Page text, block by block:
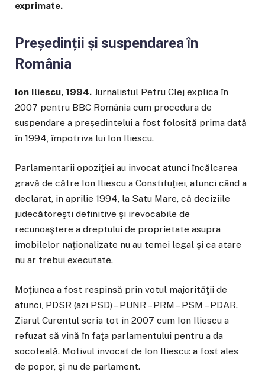
exprimate.
Președinții și suspendarea în
România
Ion Iliescu, 1994. Jurnalistul Petru Clej explica în
2007 pentru BBC România cum procedura de
suspendare a președintelui a fost folosită prima dată
în 1994, împotriva lui Ion Iliescu.
Parlamentarii opoziţiei au invocat atunci încălcarea
gravă de către Ion Iliescu a Constituţiei, atunci când a
declarat, în aprilie 1994, la Satu Mare, că deciziile
judecătoreşti definitive şi irevocabile de
recunoaştere a dreptului de proprietate asupra
imobilelor naţionalizate nu au temei legal şi ca atare
nu ar trebui executate.
Moţiunea a fost respinsă prin votul majorităţii de
atunci, PDSR (azi PSD) – PUNR – PRM – PSM – PDAR.
Ziarul Curentul scria tot în 2007 cum Ion Iliescu a
refuzat să vină în faţa parlamentului pentru a da
socoteală. Motivul invocat de Ion Iliescu: a fost ales
de popor, şi nu de parlament.